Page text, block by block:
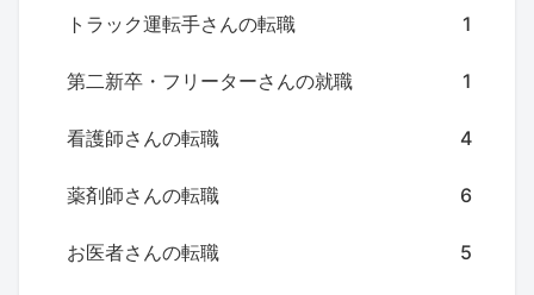
トラック運転手さんの転職 1
第二新卒・フリーターさんの就職 1
看護師さんの転職 4
薬剤師さんの転職 6
お医者さんの転職 5